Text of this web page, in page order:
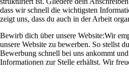
dass wir schnell die wichtigsten
zeigt uns, dass du auch in der Arbeit
Bewirb dich über unsere Website:Wir
unsere Website zu bewerben. So stellst
Bewerbung schnell bei uns ankommt
Informationen zur Stelle erhältst. Wir